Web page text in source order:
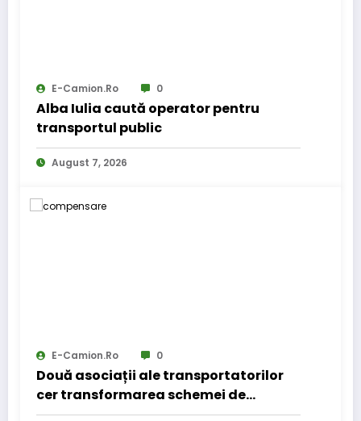
E-Camion.ro 0
Alba Iulia caută operator pentru
transportul public
August 7, 2026
E-Camion.ro 0
Două asociații ale transportatorilor
cer transformarea schemei de
compensare a accizei în mecanism